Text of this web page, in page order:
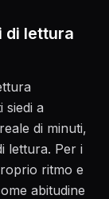
di lettura
siedi a
di minuti,
lettura. Per i
ritmo e
abitudine